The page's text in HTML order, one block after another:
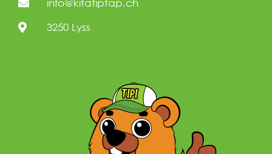
info@kitatiptap.ch
3250 Lyss